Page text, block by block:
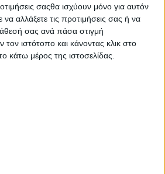
σαςθα ισχύουν μόνο για αυτόν
αλλάξετε τις προτιμήσεις σας ή να
σας ανά πάσα στιγμή
τον ιστότοπο και κάνοντας κλικ στο
κάτω μέρος της ιστοσελίδας.
τις εναλλαγές των
συνεχίζουν τον ίδιο
δρόμο, που ματώνουν το
των κερδών των